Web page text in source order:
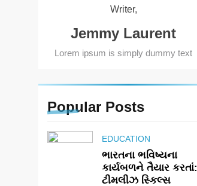
Writer,
Jemmy Laurent
Lorem ipsum is simply dummy text
Popular Posts
EDUCATION
ભારતના ભવિષ્યના
કાર્યબળને તૈયાર કરતાં:
ટીમલીઝ સ્કિલ્સ